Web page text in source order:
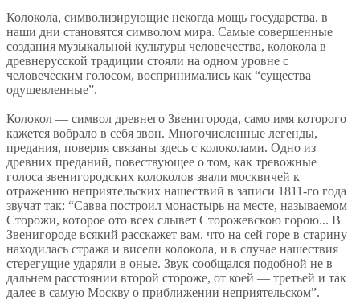
Колокола, символизирующие некогда мощь государства, в
наши дни становятся символом мира. Самые совершенные
создания музыкальной культуры человечества, колокола в
древнерусской традиции стояли на одном уровне с
человеческим голосом, воспринимались как “существа
одушевленные”.
Колокол — символ древнего Звенигорода, само имя которого
кажется вобрало в себя звон. Многочисленные легенды,
предания, поверия связаны здесь с колоколами. Одно из
древних преданий, повествующее о том, как тревожные
голоса звенигородских колоколов звали москвичей к
отражению неприятельских нашествий в записи 1811-го года
звучат так: “Савва построил монастырь на месте, называемом
Сторожи, которое ото всех слывет Сторожевскою горою... В
Звенигороде всякий расскажет вам, что на сей горе в старину
находилась стража и висели колокола, и в случае нашествия
стерегущие ударяли в оные. Звук сообщался подобной не в
дальнем расстоянии второй стороже, от коей — третьей и так
далее в самую Москву о приближении неприятельском”.